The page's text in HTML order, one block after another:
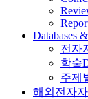
Databases
전자
학술
주제
해외전자